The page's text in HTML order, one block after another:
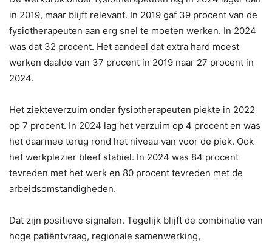
in 2019, maar blijft relevant. In 2019 gaf 39 procent van de
fysiotherapeuten aan erg snel te moeten werken. In 2024
was dat 32 procent. Het aandeel dat extra hard moest
werken daalde van 37 procent in 2019 naar 27 procent in
2024.
Het ziekteverzuim onder fysiotherapeuten piekte in 2022
op 7 procent. In 2024 lag het verzuim op 4 procent en was
het daarmee terug rond het niveau van voor de piek. Ook
het werkplezier bleef stabiel. In 2024 was 84 procent
tevreden met het werk en 80 procent tevreden met de
arbeidsomstandigheden.
Dat zijn positieve signalen. Tegelijk blijft de combinatie van
hoge patiëntvraag, regionale samenwerking,